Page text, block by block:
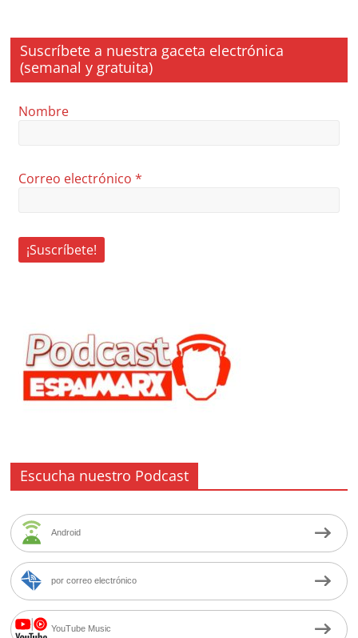
Suscríbete a nuestra gaceta electrónica
(semanal y gratuita)
Nombre
Correo electrónico*
Escucha nuestro Podcast
Android
por correo electrónico
YouTube Music